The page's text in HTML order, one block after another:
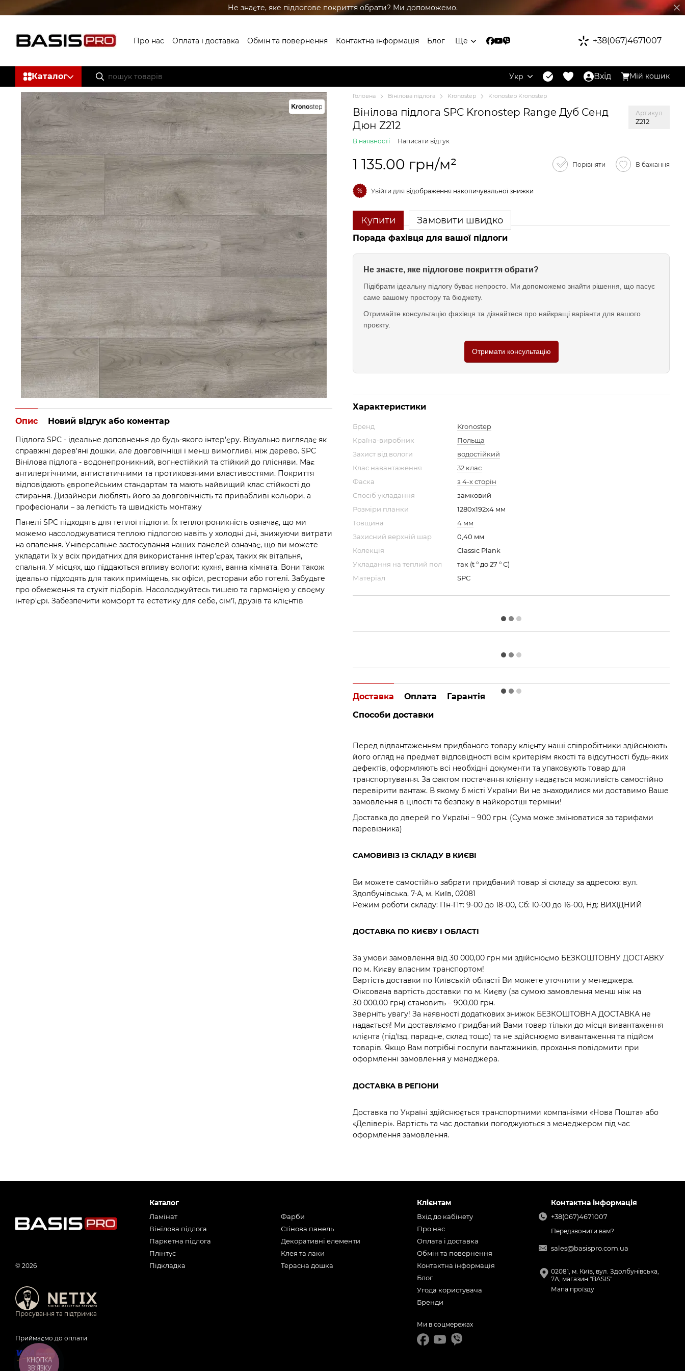
Перейти до основного контенту Не знаєте, яке підлогове покриття обрати? Ми допоможемо.
Про нас Оплата і доставка Обмін та повернення Контактна інформація Блог Ще +38(067)4671007
Каталог Укр Вхід Мій кошик
Опис Новий відгук або коментар
Підлога SPC - ідеальне доповнення до будь-якого інтер'єру. Візуально виглядає як
справжні дерев'яні дошки, але довговічніші і менш вимогливі, ніж дерево. SPC
Вінілова підлога - водонепроникний, вогнестійкий та стійкий до плісняви. Має
антилергічними, антистатичними та протиковзними властивостями. Покриття
відповідають європейським стандартам та мають найвищий клас стійкості до
стирання. Дизайнери люблять його за довговічність та привабливі кольори, а
професіонали – за легкість та швидкість монтажу
Панелі SPC підходять для теплої підлоги. Їх теплопроникність означає, що ми
можемо насолоджуватися теплою підлогою навіть у холодні дні, знижуючи витрати
на опалення. Універсальне застосування наших панелей означає, що ви можете
укладати їх у всіх придатних для використання інтер'єрах, таких як вітальня,
спальня. У місцях, що піддаються впливу вологи: кухня, ванна кімната. Вони також
ідеально підходять для таких приміщень, як офіси, ресторани або готелі. Забудьте
про обмеження та стукіт підборів. Насолоджуйтесь тишею та гармонією у своєму
інтер'єрі. Забезпечити комфорт та естетику для себе, сім'ї, друзів та клієнтів
Головна Вінілова підлога Kronostep Kronostep Kronostep
Вінілова підлога SPC Kronostep Range Дуб Сенд
Дюн Z212
Артикул
Z212
В наявності Написати відгук
1 135.00 грн/м² Порівняти В бажання
% Увійти для відображення накопичувальної знижки
Купити Замовити швидко
Порада фахівця для вашої підлоги
Не знаєте, яке підлогове покриття обрати?
Підібрати ідеальну підлогу буває непросто. Ми допоможемо знайти рішення, що пасує
саме вашому простору та бюджету.
Отримайте консультацію фахівця та дізнайтеся про найкращі варіанти для вашого
проєкту.
Отримати консультацію
Характеристики
Бренд
Kronostep
Країна-виробник
Польща
Захист від вологи
водостійкий
Клас навантаження
32 клас
Фаска
з 4-х сторін
Спосіб укладання
замковий
Розміри планки
1280х192х4 мм
Товщина
4 мм
Захисний верхній шар
0,40 мм
Колекція
Classic Plank
Укладання на теплий пол
так (t ° до 27 ° С)
Матеріал
SPC
Доставка Оплата
Гарантія
Способи доставки
Перед відвантаженням придбаного товару клієнту наші співробітники здійснюють
його огляд на предмет відповідності всім критеріям якості та відсутності будь-яких
дефектів, оформляють всі необхідні документи та упаковують товар для
транспортування. За фактом постачання клієнту надається можливість самостійно
перевірити вантаж. В якому б місті України Ви не знаходилися ми доставимо Ваше
замовлення в цілості та безпеку в найкоротші терміни!
Доставка до дверей по Україні – 900 грн. (Сума може змінюватися за тарифами
перевізника)
САМОВИВІЗ ІЗ СКЛАДУ В КИЄВІ
Ви можете самостійно забрати придбаний товар зі складу за адресою: вул.
Здолбунівська, 7-А, м. Київ, 02081
Режим роботи складу: Пн-Пт: 9-00 до 18-00, Сб: 10-00 до 16-00, Нд: ВИХІДНИЙ
ДОСТАВКА ПО КИЄВУ І ОБЛАСТІ
За умови замовлення від 30 000,00 грн ми здійснюємо БЕЗКОШТОВНУ ДОСТАВКУ
по м. Києву власним транспортом!
Вартість доставки по Київській області Ви можете уточнити у менеджера.
Фіксована вартість доставки по м. Києву (за сумою замовлення менш ніж на
30 000,00 грн) становить – 900,00 грн.
Зверніть увагу! За наявності додаткових знижок БЕЗКОШТОВНА ДОСТАВКА не
надається! Ми доставляємо придбаний Вами товар тільки до місця вивантаження
клієнта (під'їзд, парадне, склад тощо) та не здійснюємо вивантаження та підйом
товарів. Якщо Вам потрібні послуги вантажників, прохання повідомити при
оформленні замовлення у менеджера.
ДОСТАВКА В РЕГІОНИ
Доставка по Україні здійснюється транспортними компаніями «Нова Пошта» або
«Делівері». Вартість та час доставки погоджуються з менеджером під час
оформлення замовлення.
© 2026
Просування та підтримка
Приймаємо до оплати
Каталог
Ламінат
Вінілова підлога
Паркетна підлога
Плінтус
Підкладка
Фарби
Стінова панель
Декоративні елементи
Клея та лаки
Терасна дошка
Клієнтам
Вхід до кабінету
Про нас
Оплата і доставка
Обмін та повернення
Контактна інформація
Блог
Угода користувача
Бренди
Ми в соцмережах
Контактна інформація
+38(067)4671007
Передзвонити вам?
sales@basispro.com.ua
02081, м. Київ, вул. Здолбунівська,
7А, магазин "BASIS"
Мапа проїзду
КНОПКА
ЗВ'ЯЗКУ